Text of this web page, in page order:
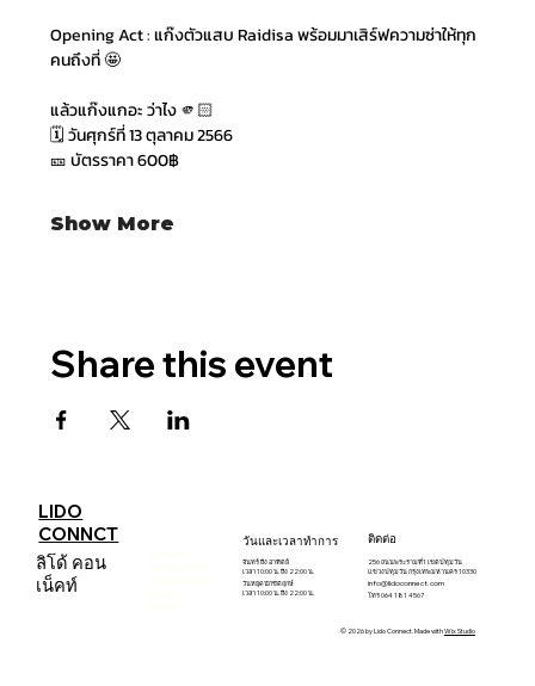
LIDO
CONNCT
ลิโด้ คอน
เน็คท์
วันและเวลาทำการ
วันหยุดนักขัตฤกษ์
เวลา 10:00 น. ถึง 22:00 น.
จันทร์ ถึง อาทิตย์
เวลา 10:00 น. ถึง 22:00 น.
ติดต่อ
256 ถนนพระรามที่1 เขตปทุมวัน
แขวงปทุมวัน กรุงเทพมหานคร 10330
info@lidoconnect.com
โทร 064 181 4567
© 2026 by Lido Connect. Made withWix Studio
Opening Act : แก๊งตัวแสบ Raidisa พร้อมมาเสิร์ฟความซ่าให้ทุก
คนถึงที่ 🤩
แล้วแก๊งแกอะ ว่าไง 🫵🏻
🗓️ วันศุกร์ที่ 13 ตุลาคม 2566
🎫 บัตรราคา 600฿
Show More
Share this event